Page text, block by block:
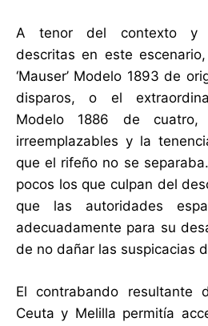
A tenor del contexto y
descritas en este
‘Mauser’ Modelo 1893 de
disparos, o el
Modelo 1886 de cuatro,
irreemplazables y la
que el rifeño no se
pocos los que culpan del
que las autoridades
adecuadamente para su
de no dañar las suspicacias
El contrabando resultante
Ceuta y Melilla permitía